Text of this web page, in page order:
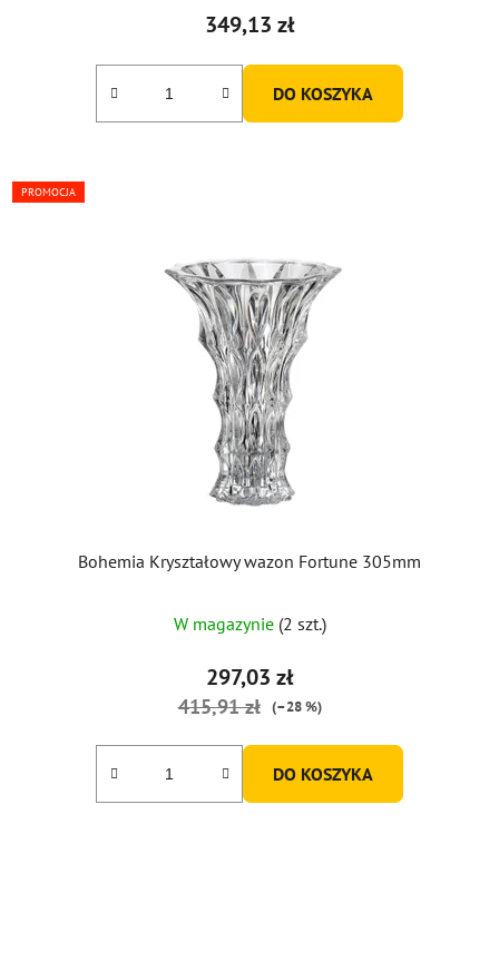
349,13 zł
DO KOSZYKA
PROMOCJA
Bohemia Kryształowy wazon Fortune 305mm
ocena
produktu
wynosi
W magazynie (2 szt.)
297,03 zł
415,91 zł (–28 %)
DO KOSZYKA